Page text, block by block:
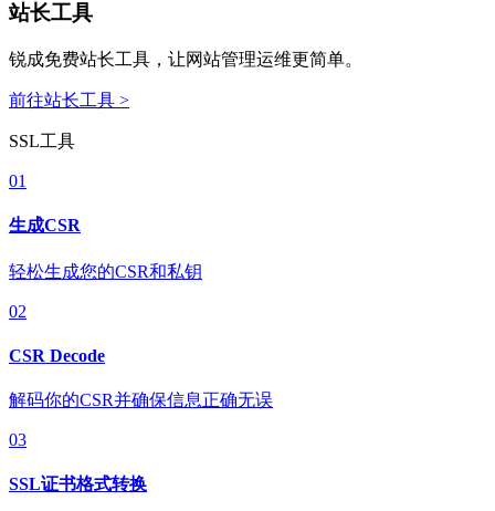
站长工具
锐成免费站长工具，让网站管理运维更简单。
前往站长工具 >
SSL工具
01
生成CSR
轻松生成您的CSR和私钥
02
CSR Decode
解码你的CSR并确保信息正确无误
03
SSL证书格式转换